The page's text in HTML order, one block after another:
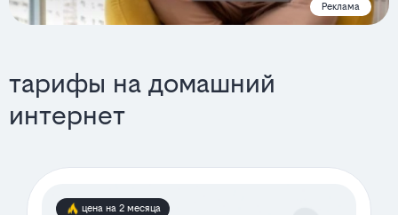
Реклама
тарифы на домашний
интернет
цена на 2 месяца